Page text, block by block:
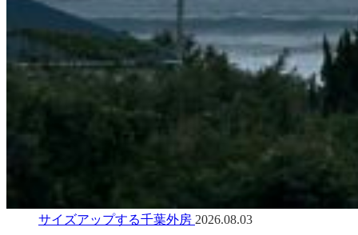
サイズアップする千葉外房 2026.08.03